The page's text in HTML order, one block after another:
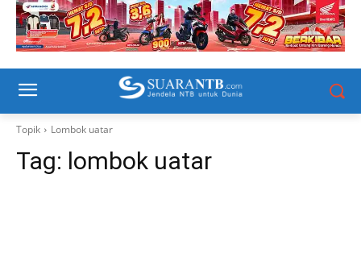
Topik Lombok uatar
Tag: lombok uatar